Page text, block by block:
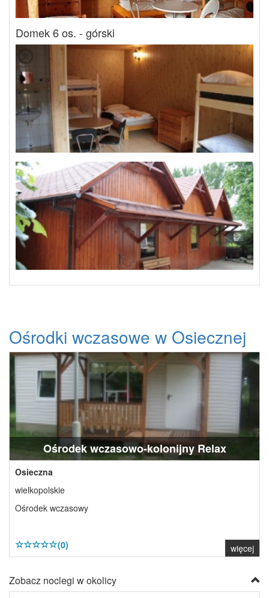
Domek 6 os. - górski
Ośrodki wczasowe w Osiecznej
Ośrodek wczasowo-kolonijny Relax
Osieczna
wielkopolskie
Ośrodek wczasowy
(0) więcej
Zobacz noclegi w okolicy